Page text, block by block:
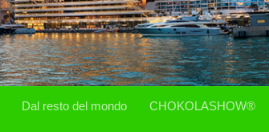
Dal resto del mondo CHOKOLASHOW®